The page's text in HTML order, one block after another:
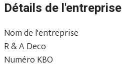
Détails de l'entreprise
Nom de l'entreprise
R & A Deco
Numéro KBO